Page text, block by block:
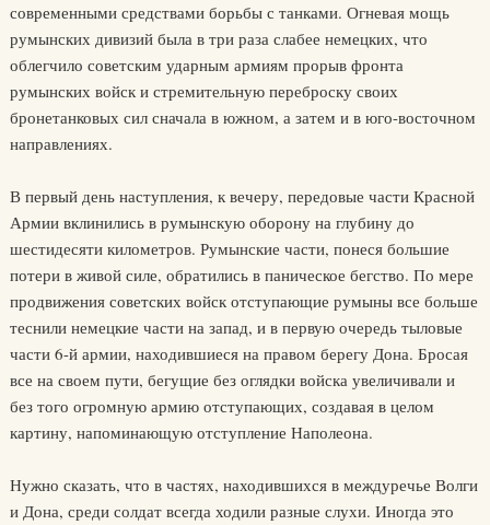
современными средствами борьбы с танками. Огневая мощь
румынских дивизий была в три раза слабее немецких, что
облегчило советским ударным армиям прорыв фронта
румынских войск и стремительную переброску своих
бронетанковых сил сначала в южном, а затем и в юго-восточном
направлениях.
В первый день наступления, к вечеру, передовые части Красной
Армии вклинились в румынскую оборону на глубину до
шестидесяти километров. Румынские части, понеся большие
потери в живой силе, обратились в паническое бегство. По мере
продвижения советских войск отступающие румыны все больше
теснили немецкие части на запад, и в первую очередь тыловые
части 6-й армии, находившиеся на правом берегу Дона. Бросая
все на своем пути, бегущие без оглядки войска увеличивали и
без того огромную армию отступающих, создавая в целом
картину, напоминающую отступление Наполеона.
Нужно сказать, что в частях, находившихся в междуречье Волги
и Дона, среди солдат всегда ходили разные слухи. Иногда это